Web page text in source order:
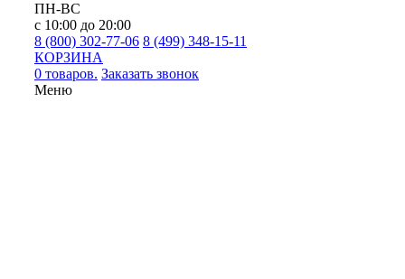
ПН-ВС
с 10:00 до 20:00
8 (800) 302-77-06 8 (499) 348-15-11
КОРЗИНА
0 товаров. Заказать звонок
Меню